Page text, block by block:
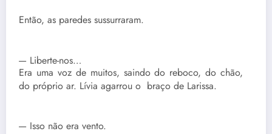
Então, as paredes sussurraram.
— Liberte-nos…
Era uma voz de muitos, saindo do reboco, do chão,
do próprio ar. Lívia agarrou o braço de Larissa.
— Isso não era vento.